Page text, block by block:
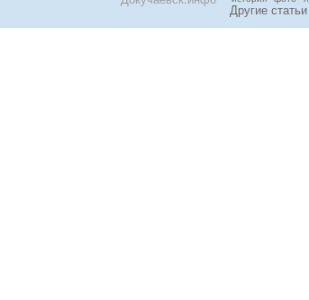
Другие статьи